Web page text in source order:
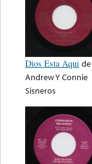
Dios Esta Aqui de
Andrew Y Connie
Sisneros